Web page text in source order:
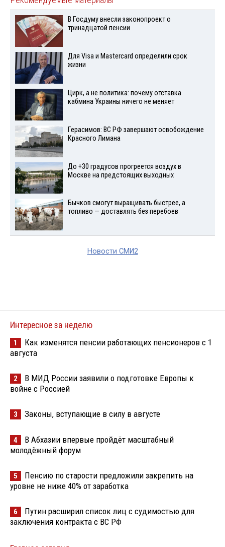
В Госдуму внесли законопроект о
тринадцатой пенсии
Для Visа и Mastercard определили срок
жизни
Цирк, а не политика: почему отставка
кабмина Украины ничего не меняет
Герасимов: ВС РФ завершают освобождение
Красного Лимана
До +30 градусов прогреется воздух в
Москве на предстоящих выходных
Бычков смогут выращивать быстрее, а
топливо — доставлять без перебоев
Новости СМИ2
Интересное за неделю
1
Как изменятся пенсии работающих пенсионеров с 1
августа
2
В МИД России заявили о подготовке Европы к
войне с Россией
3 Законы, вступающие в силу в августе
4
В Абхазии впервые пройдёт масштабный
молодёжный форум
5
Пенсию по старости предложили закрепить на
уровне не ниже 40% от заработка
6
Путин расширил список лиц с судимостью для
заключения контракта с ВС РФ